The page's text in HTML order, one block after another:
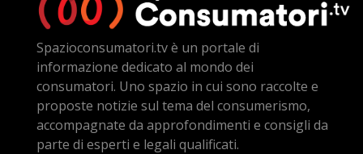
Spazioconsumatori.tv è un portale di
informazione dedicato al mondo dei
consumatori. Uno spazio in cui sono raccolte e
proposte notizie sul tema del consumerismo,
accompagnate da approfondimenti e consigli da
parte di esperti e legali qualificati.